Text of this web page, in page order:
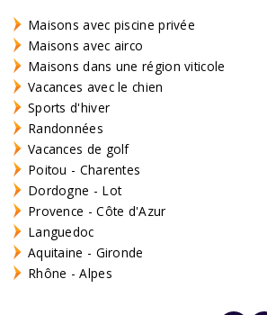
Maisons avec piscine privée
Maisons avec airco
Maisons dans une région viticole
Vacances avec le chien
Sports d'hiver
Randonnées
Vacances de golf
Poitou - Charentes
Dordogne - Lot
Provence - Côte d'Azur
Languedoc
Aquitaine - Gironde
Rhône - Alpes